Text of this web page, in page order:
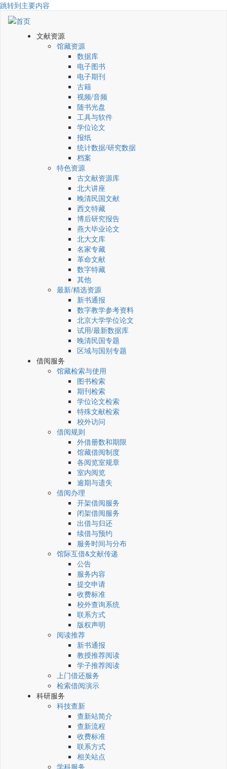
跳转到主要内容
文献资源
馆藏资源
数据库
电子图书
电子期刊
古籍
视频/音频
随书光盘
工具与软件
学位论文
报纸
统计数据/研究数据
档案
特色资源
古文献资源库
北大讲座
晚清民国文献
西文特藏
博后研究报告
燕大毕业论文
北大文库
名家专藏
革命文献
数字特藏
其他
最新/精选资源
新书通报
数字教学参考资料
北京大学学位论文
试用/最新数据库
晚清民国专题
区域与国别专题
借阅服务
馆藏检索与使用
图书检索
期刊检索
学位论文检索
特殊文献检索
校外访问
借阅规则
外借册数和期限
馆藏借阅制度
各阅览室规章
室内阅览
逾期与遗失
借阅办理
开架借阅服务
闭架借阅服务
出借与归还
续借与预约
服务时间与分布
馆际互借&文献传递
公告
服务内容
提交申请
收费标准
校外查询系统
联系方式
版权声明
阅读推荐
新书通报
教授推荐阅读
学子推荐阅读
上门借还服务
检索借阅演示
科研服务
科技查新
查新站简介
查新流程
收费标准
联系方式
相关站点
学科服务